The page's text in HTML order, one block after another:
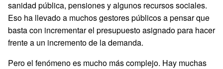
sanidad pública, pensiones y algunos recursos sociales.
Eso ha llevado a muchos gestores públicos a pensar que
basta con incrementar el presupuesto asignado para hacer
frente a un incremento de la demanda.
Pero el fenómeno es mucho más complejo. Hay muchas